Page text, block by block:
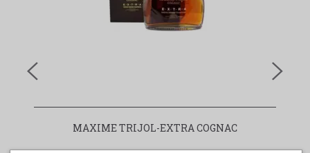
MAXIME TRIJOL-EXTRA COGNAC